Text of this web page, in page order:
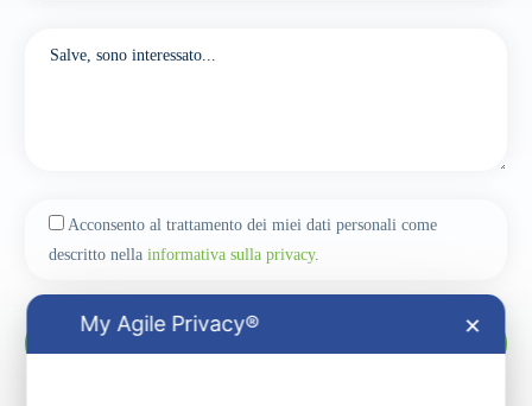
Acconsento al trattamento dei miei dati personali come
descritto nella informativa sulla privacy.
My Agile Privacy® ✕